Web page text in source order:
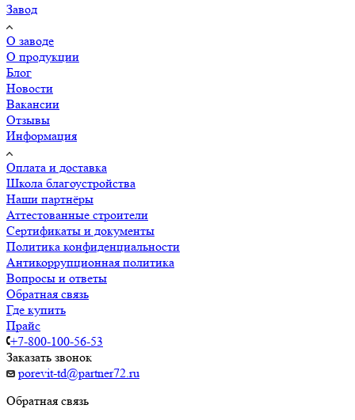
Завод
О заводе
О продукции
Блог
Новости
Вакансии
Отзывы
Информация
Оплата и доставка
Школа благоустройства
Наши партнёры
Аттестованные строители
Сертификаты и документы
Политика конфиденциальности
Антикоррупционная политика
Вопросы и ответы
Обратная связь
Где купить
Прайс
+7-800-100-56-53
Заказать звонок
porevit-td@partner72.ru
Обратная связь